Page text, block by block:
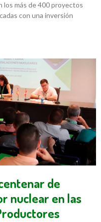
los más de 400 proyectos
con una inversión
de
nuclear en las